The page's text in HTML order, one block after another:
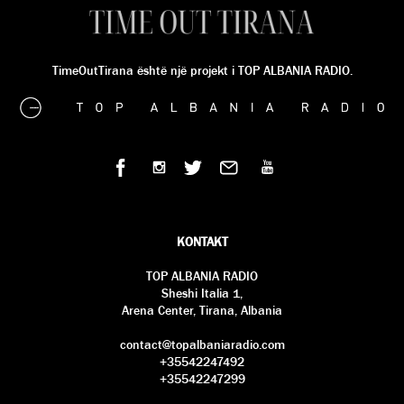
TimeOutTirana është një projekt i TOP ALBANIA RADIO.
KONTAKT
TOP ALBANIA RADIO
Sheshi Italia 1,
Arena Center, Tirana, Albania
contact@topalbaniaradio.com
+35542247492
+35542247299